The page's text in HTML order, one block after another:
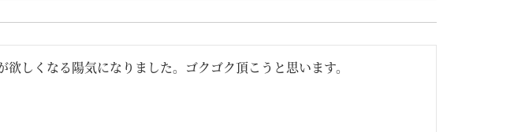
欲しくなる陽気になりました。ゴクゴク頂こうと思います。